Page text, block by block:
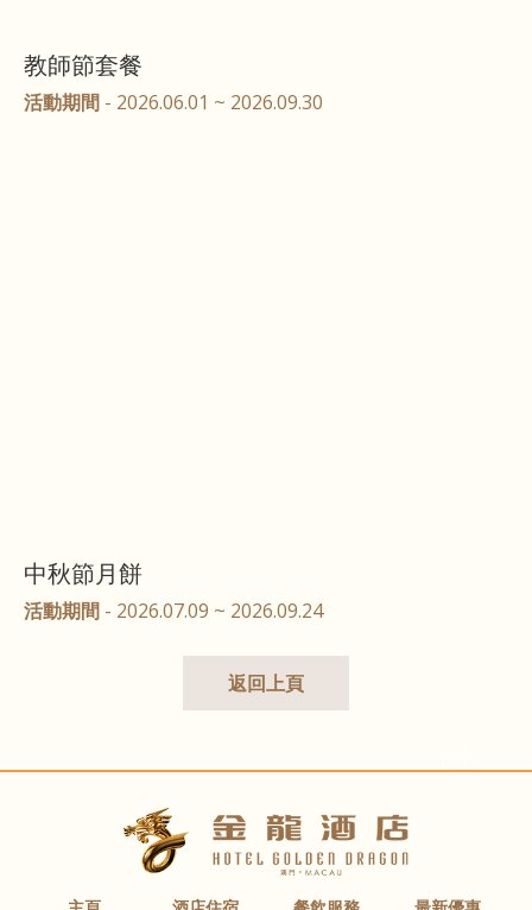
教師節套餐
活動期間 - 2026.06.01 ~ 2026.09.30
中秋節月餅
活動期間 - 2026.07.09 ~ 2026.09.24
返回上頁